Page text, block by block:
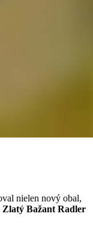
nielen nový obal,
Zlatý Bažant Radler